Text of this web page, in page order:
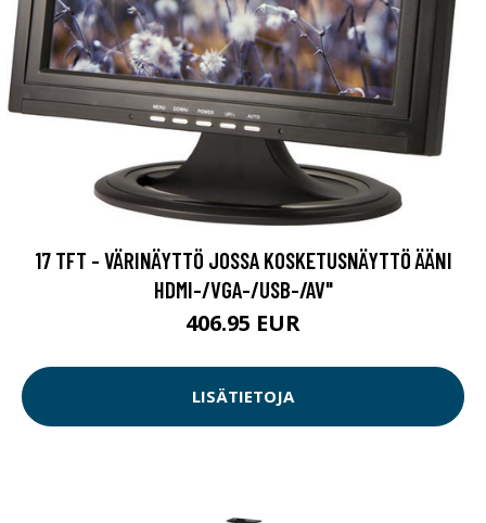
17 TFT - VÄRINÄYTTÖ JOSSA KOSKETUSNÄYTTÖ ÄÄNI
HDMI-/VGA-/USB-/AV"
406.95 EUR
LISÄTIETOJA